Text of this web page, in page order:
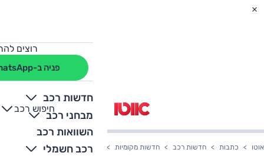
רוצים
פניה ב-WhatsApp
חדשות רכב
מבחני רכב
השוואות רכב
רכב חשמלי
חיפוש רכב
+
-
אוטו כתבות חדשות רכב חדשות מקומיות aiways U5 2021 בארץ – החל מ-157,500 שקלים